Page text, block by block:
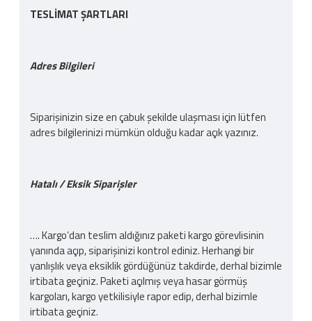
TESLİMAT ŞARTLARI
Adres Bilgileri
Siparişinizin size en çabuk şekilde ulaşması için lütfen
adres bilgilerinizi mümkün olduğu kadar açık yazınız.
Hatalı / Eksik Siparişler
…. Kargo‘dan teslim aldığınız paketi kargo görevlisinin
yanında açıp, siparişinizi kontrol ediniz. Herhangi bir
yanlışlık veya eksiklik gördüğünüz takdirde, derhal bizimle
irtibata geçiniz. Paketi açılmış veya hasar görmüş
kargoları, kargo yetkilisiyle rapor edip, derhal bizimle
irtibata geçiniz.